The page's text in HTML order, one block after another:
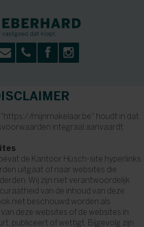
"https://mijnmakelaar.be" houdt in dat
integraal aanvaardt.
de Kantoor Hüsch-site hyperlinks
uitgaat of naar websites die
Wij zijn niet verantwoordelijk
van de inhoud van deze
niet beschouwd worden als
deze websites of de websites in
publiceert of wettigt. Bijgevolg zijn